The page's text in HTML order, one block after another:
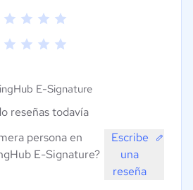
E-Signature
reseñas todavía
persona en
E-Signature?
Escribe
una
reseña